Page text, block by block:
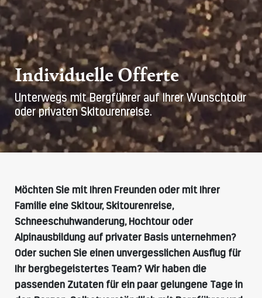
Individuelle Offerte
Unterwegs mit Bergführer auf Ihrer Wunschtour
oder privaten Skitourenreise.
Möchten Sie mit Ihren Freunden oder mit Ihrer
Familie eine Skitour, Skitourenreise,
Schneeschuhwanderung, Hochtour oder
Alpinausbildung auf privater Basis unternehmen?
Oder suchen Sie einen unvergesslichen Ausflug für
Ihr bergbegeistertes Team? Wir haben die
passenden Zutaten für ein paar gelungene Tage in